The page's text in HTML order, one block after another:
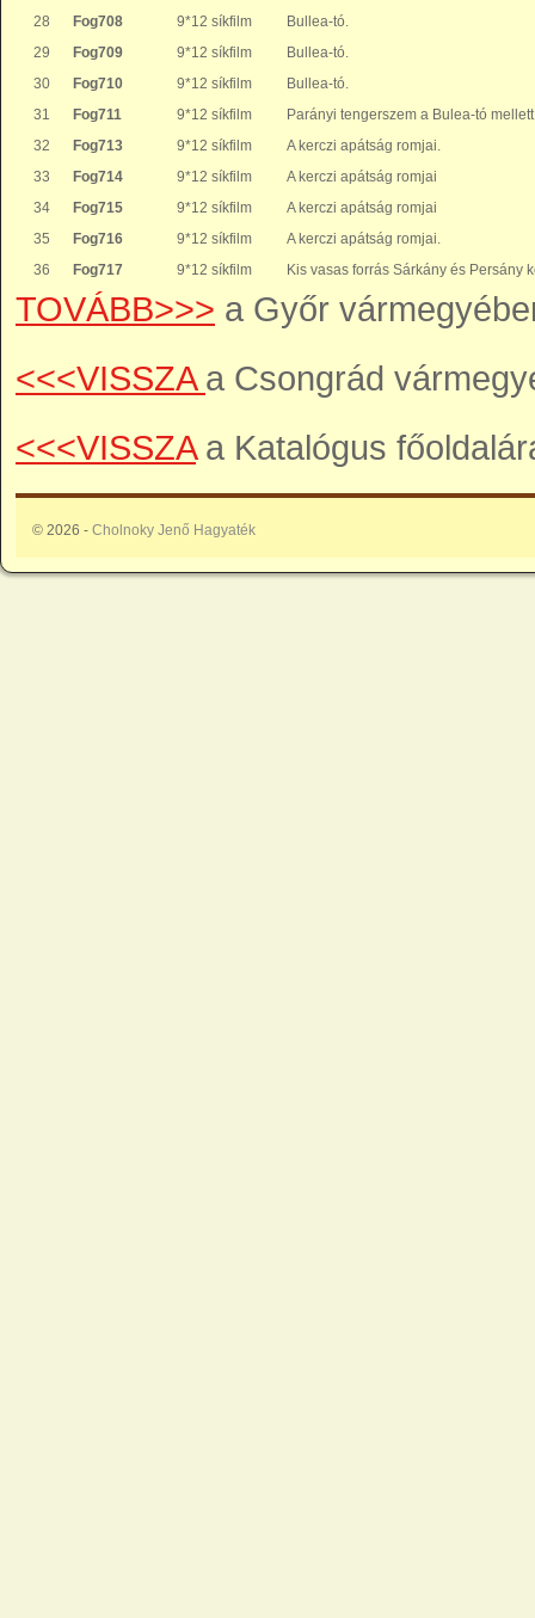
28
Fog708 9*12 síkfilm
Bullea-tó.
29
Fog709 9*12 síkfilm
Bullea-tó.
30
Fog710 9*12 síkfilm
Bullea-tó.
31
Fog711 9*12 síkfilm
Parányi tengerszem a Bulea-tó
32
Fog713 9*12 síkfilm
A kerczi apátság romjai.
33
Fog714 9*12 síkfilm
A kerczi apátság romjai
34
Fog715 9*12 síkfilm
A kerczi apátság romjai
35
Fog716 9*12 síkfilm
A kerczi apátság romjai.
36
Fog717 9*12 síkfilm Kis vasas forrás Sárkány és Persány
TOVÁBB>>> a Győr
<<<VISSZA a Csongrád
<<<VISSZAa Katalógus
© 2026 - Cholnoky Jenő Hagyaték